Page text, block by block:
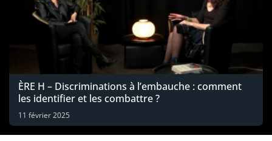
ÈRE H – Discriminations à l’embauche : comment
les identifier et les combattre ?
11 février 2025